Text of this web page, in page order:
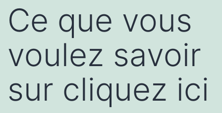
Ce que vous
voulez savoir
sur cliquez ici